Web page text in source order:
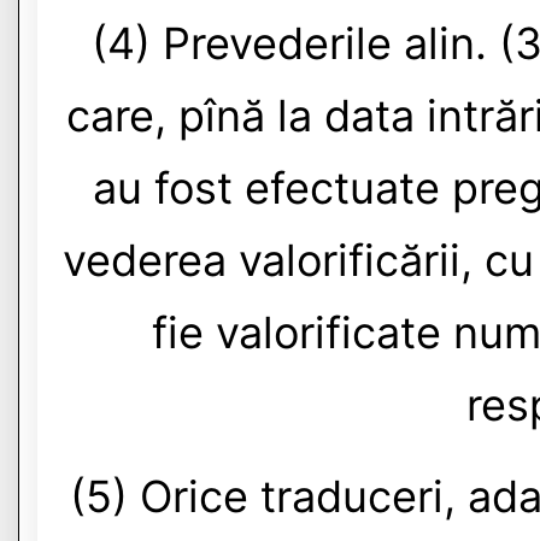
(4) Prevederile alin.
care, pînă la data
au fost efectuate
vederea valorificării,
fie valorificate
(5) Orice traduceri,